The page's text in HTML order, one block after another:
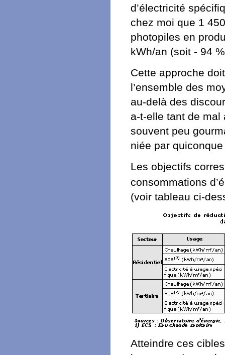
d’électricité
chez moi que 1
photopiles en
kWh/an (soit - 94
Cette approche
l’ensemble des
au-delà des
a-t-elle tant de mal
souvent peu
niée par
Les objectifs
consommations
(voir tableau ci-
Atteindre ces